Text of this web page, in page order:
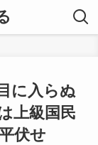
に入らぬ
上級国民
伏せ